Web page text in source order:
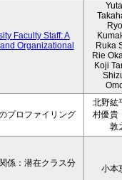
Faculty Staff: A
Organizational
Ruka
Rie
Koji
プロファイリング
北野紘
村優貴
敦
係：潜在クラス分
小本